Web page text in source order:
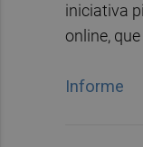
iniciativa
online,
Informe